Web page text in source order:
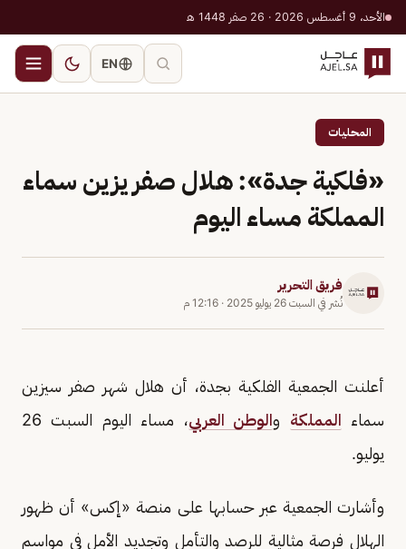
الأحد، 9 أغسطس 2026 · 26 صفر 1448 هـ
EN
المحليات
«فلكية جدة»: هلال صفر يزين سماء
المملكة مساء اليوم
فريق التحرير
نُشر في السبت 26 يوليو 2025 · 12:16 م
أعلنت الجمعية الفلكية بجدة، أن هلال شهر صفر سيزين
سماء المملكة والوطن العربي
، مساء اليوم السبت 26
يوليو.
وأشارت الجمعية عبر حسابها على منصة «إكس» أن ظهور
الهلال فرصة مثالية للرصد والتأمل وتجديد الأمل في مواسم